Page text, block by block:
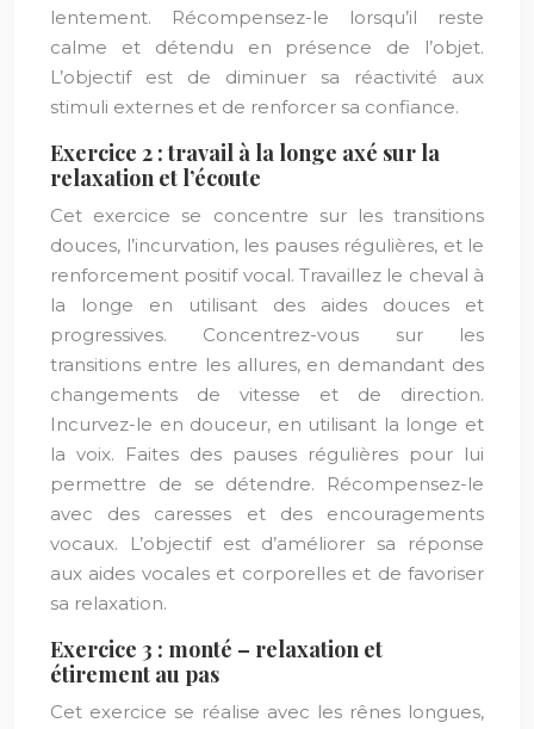
lentement. Récompensez-le lorsqu’il reste
calme et détendu en présence de l’objet.
L’objectif est de diminuer sa réactivité aux
stimuli externes et de renforcer sa confiance.
Exercice 2 : travail à la longe axé sur la
relaxation et l’écoute
Cet exercice se concentre sur les transitions
douces, l’incurvation, les pauses régulières, et le
renforcement positif vocal. Travaillez le cheval à
la longe en utilisant des aides douces et
progressives. Concentrez-vous sur les
transitions entre les allures, en demandant des
changements de vitesse et de direction.
Incurvez-le en douceur, en utilisant la longe et
la voix. Faites des pauses régulières pour lui
permettre de se détendre. Récompensez-le
avec des caresses et des encouragements
vocaux. L’objectif est d’améliorer sa réponse
aux aides vocales et corporelles et de favoriser
sa relaxation.
Exercice 3 : monté – relaxation et
étirement au pas
Cet exercice se réalise avec les rênes longues,